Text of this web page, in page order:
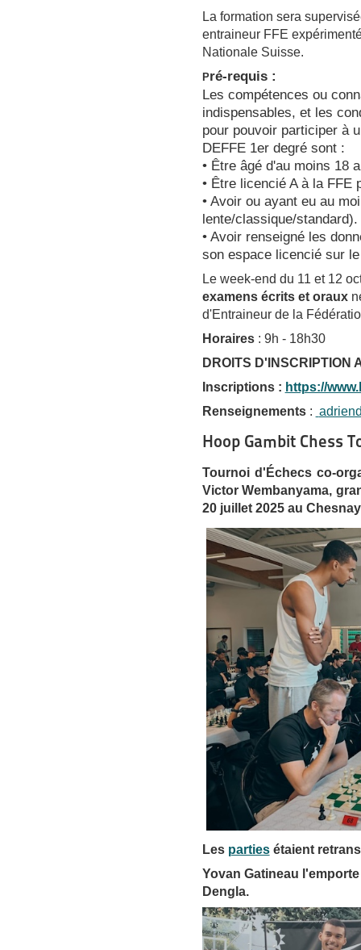
La formation sera
entraineur FFE
Nationale Suisse.
Pré-requis :
Les compétences ou
indispensables, et les
pour pouvoir participer à
DEFFE 1er degré sont :
• Être âgé d'au moins 18
• Être licencié A à la FFE
• Avoir ou ayant eu au
lente/classique/standard).
• Avoir renseigné les
son espace licencié sur
Le week-end du 11 et 12
examens écrits et oraux
d'Entraineur de la
Horaires: 9h - 18h30
DROITS D'INSCRIPTION
Inscriptions : https://
Renseignements :
Hoop Gambit Chess
Tournoi d'Échecs co-
Victor Wembanyama,
20 juillet 2025 au
Les partiesétaient
Yovan Gatineau
Dengla.